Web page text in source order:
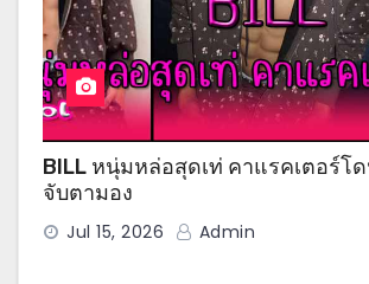
BILL หนุ่มหล่อสุดเท่ คาแรคเตอร์โ
จับตามอง
Jul 15, 2026 Admin